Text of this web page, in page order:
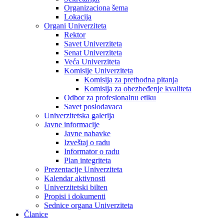
Organizaciona šema
Lokacija
Organi Univerziteta
Rektor
Savet Univerziteta
Senat Univerziteta
Veća Univerziteta
Komisije Univerziteta
Komisija za prethodna pitanja
Komisija za obezbeđenje kvaliteta
Odbor za profesionalnu etiku
Savet poslodavaca
Univerzitetska galerija
Javne informacije
Javne nabavke
Izveštaj o radu
Informator o radu
Plan integriteta
Prezentacije Univerziteta
Kalendar aktivnosti
Univerzitetski bilten
Propisi i dokumenti
Sednice organa Univerziteta
Članice